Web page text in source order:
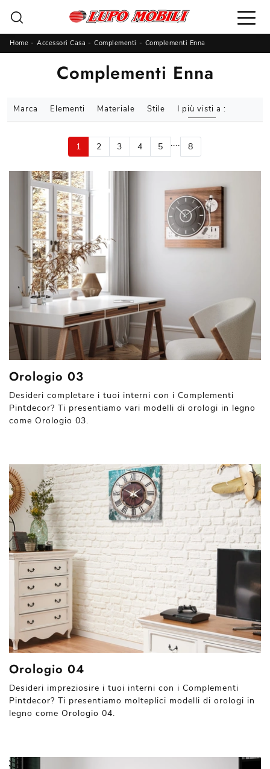
Home - Accessori Casa - Complementi - Complementi Enna
Complementi Enna
Marca Elementi Materiale Stile I più visti a :
1 2 3 4 5 .... 8
Orologio 03
Desideri completare i tuoi interni con i Complementi
Pintdecor? Ti presentiamo vari modelli di orologi in legno
come Orologio 03.
Orologio 04
Desideri impreziosire i tuoi interni con i Complementi
Pintdecor? Ti presentiamo molteplici modelli di orologi in
legno come Orologio 04.